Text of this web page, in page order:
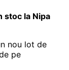
stoc la Nipa
nou lot de
pe